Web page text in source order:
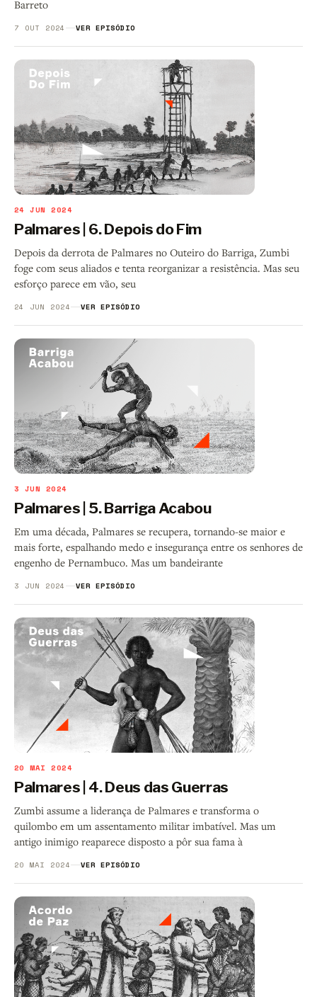
Barreto
7 OUT 2024 VER EPISÓDIO
24 JUN 2024
Palmares | 6. Depois do Fim
Depois da derrota de Palmares no Outeiro do Barriga, Zumbi
foge com seus aliados e tenta reorganizar a resistência. Mas seu
esforço parece em vão, seu
24 JUN 2024 VER EPISÓDIO
3 JUN 2024
Palmares | 5. Barriga Acabou
Em uma década, Palmares se recupera, tornando-se maior e
mais forte, espalhando medo e insegurança entre os senhores de
engenho de Pernambuco. Mas um bandeirante
3 JUN 2024 VER EPISÓDIO
20 MAI 2024
Palmares | 4. Deus das Guerras
Zumbi assume a liderança de Palmares e transforma o
quilombo em um assentamento militar imbatível. Mas um
antigo inimigo reaparece disposto a pôr sua fama à
20 MAI 2024 VER EPISÓDIO